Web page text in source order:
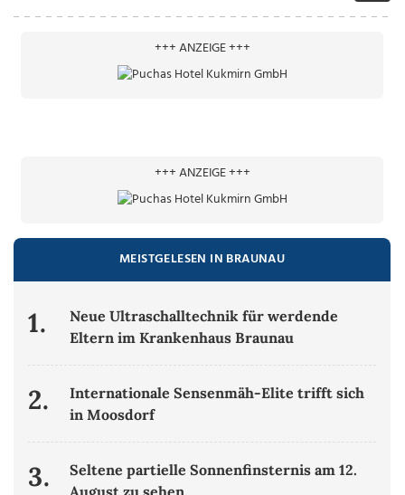
+++ ANZEIGE +++
+++ ANZEIGE +++
MEISTGELESEN IN BRAUNAU
1.
Neue Ultraschalltechnik für werdende
Eltern im Krankenhaus Braunau
2.
Internationale Sensenmäh-Elite trifft sich
in Moosdorf
3.
Seltene partielle Sonnenfinsternis am 12.